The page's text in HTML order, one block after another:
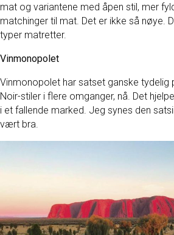
mat og variantene med åpen stil, mer
matchinger til mat. Det er ikke så nøye.
typer matretter.
Vinmonopolet
Vinmonopolet har satset ganske tydelig
Noir-stiler i flere omganger, nå. Det
i et fallende marked. Jeg synes den
vært bra.